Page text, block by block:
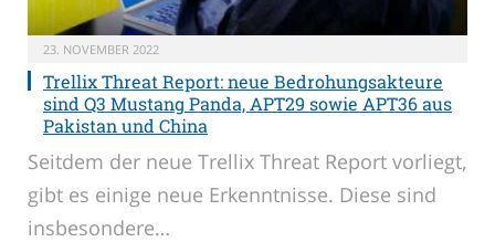
23. NOVEMBER 2022
Trellix Threat Report: neue Bedrohungsakteure
sind Q3 Mustang Panda, APT29 sowie APT36 aus
Pakistan und China
Seitdem der neue Trellix Threat Report vorliegt,
gibt es einige neue Erkenntnisse. Diese sind
insbesondere…